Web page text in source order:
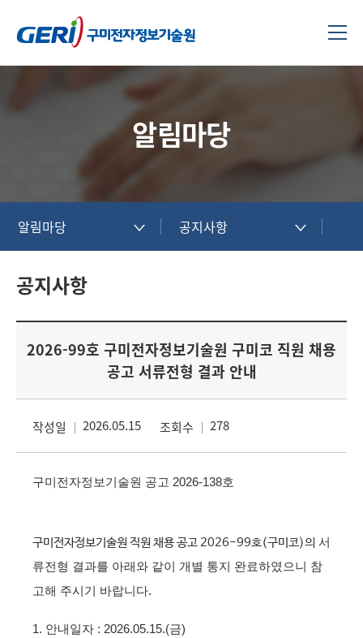
알림마당
알림마당 공지사항
공지사항
2026-99호 구미전자정보기술원 구미코 직원 채용
공고 서류전형 결과 안내
작성일 2026.05.15 조회수 278
구미전자정보기술원 공고 2026-138호
구미전자정보기술원 직원 채용 공고2026-99호(구미코)의 서
류전형 결과를 아래와 같이 개별 통지 완료하였으니 참
고해 주시기 바랍니다.
1. 안내일자 : 2026.05.15.(금)